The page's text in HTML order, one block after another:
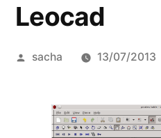
Leocad
Posted
sacha 13/07/2013